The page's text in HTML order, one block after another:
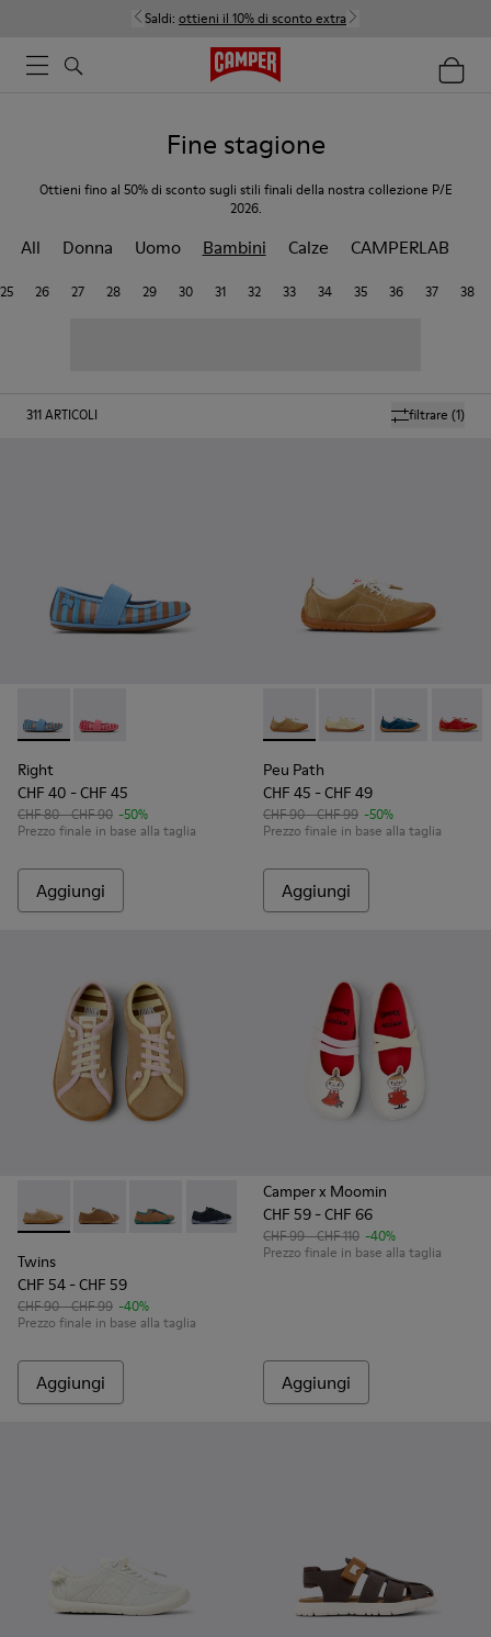
Saldi: ottieni il 10% di sconto extra
Fine stagione
Ottieni fino al 50% di sconto sugli stili finali della nostra collezione P/E
2026.
All Donna Uomo Bambini Calze CAMPERLAB
25 26 27 28 29 30 31 32 33 34 35 36 37 38
filtrare (1)
311ARTICOLI
Right - K800696-002 - Ballerine in tessuto e pelle blu per
Right - K800696-001
Right
CHF 40 - CHF 45
CHF 80 - CHF 90 -50%
Prezzo finale in base alla taglia
Aggiungi
Peu Path - K800694-004 -
Peu Path -Peu Path -
Peu
Peu Path
CHF 45 - CHF 49
CHF 90 - CHF 99 -50%
Prezzo finale in base alla taglia
Aggiungi
Twins - K800663-003 - Scarpe multicolore in camoscio e
Twins - K800663-007
Twins - K800663-004
Twins - K800663-002
Twins - K800663-001
Twins
CHF 54 - CHF 59
CHF 90 - CHF 99 -40%
Prezzo finale in base alla taglia
Aggiungi
Camper x Moomin
CHF 59 - CHF 66
CHF 99 - CHF 110 -40%
Prezzo finale in base alla taglia
Aggiungi